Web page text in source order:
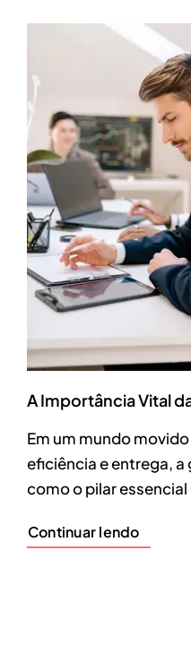
A Importância Vital
Em um mundo
eficiência e entrega,
como o pilar
Continuar lendo